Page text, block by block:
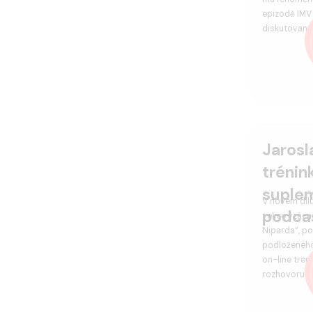
epizodě
V novém
velice
Niparda“,
on-line
rozhovoru …